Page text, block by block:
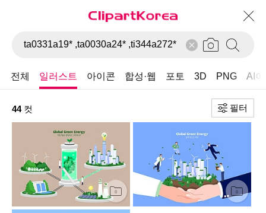
전체 일러스트 아이콘 합성·웹 포토 3D PNG AI
44컷 필터